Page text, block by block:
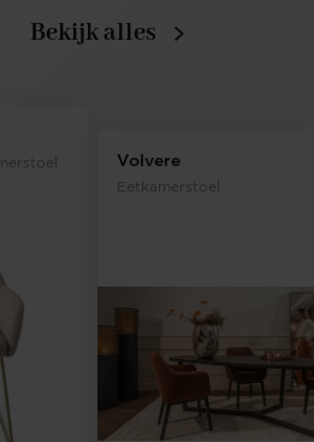
Volvere
Eetkamerstoel
Bekijk alles